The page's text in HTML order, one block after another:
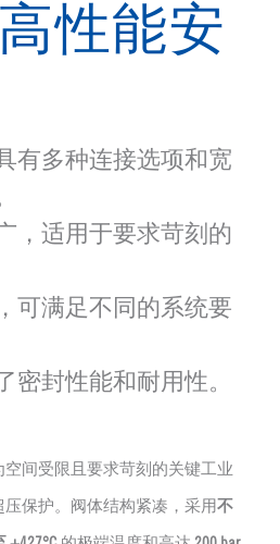
性能安
有多种连接选项和宽
，适用于要求苛刻的
可满足不同的系统要
密封性能和耐用性。
间受限且要求苛刻的关键工业
保护。阀体结构紧凑，采用不